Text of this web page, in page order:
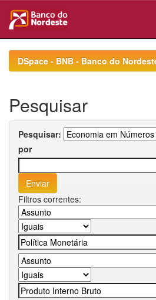
navigationDSpace - BNB - Banco do
Pesquisar
Pesquisar:
por
Filtros correntes: